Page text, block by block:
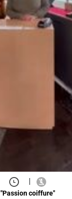
|
"Passion coiffure"